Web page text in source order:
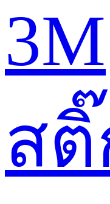
3M
สติ๊